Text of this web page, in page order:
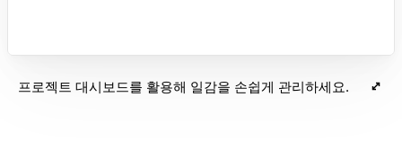
프로젝트 대시보드를 활용해 일감을 손쉽게 관리하세요.